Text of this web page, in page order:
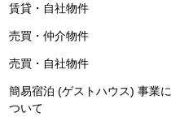
賃貸・自社物件
売買・仲介物件
売買・自社物件
簡易宿泊 (ゲストハウス) 事業に
ついて